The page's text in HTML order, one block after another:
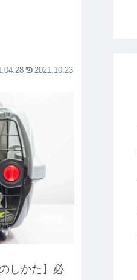
2021.10.23
しかた】必